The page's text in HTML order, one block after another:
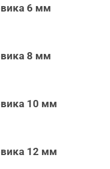
6 мм
8 мм
10 мм
12 мм